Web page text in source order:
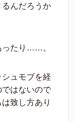
んだろうか
ったり……。
ュモブを経
はないので
致し方あり